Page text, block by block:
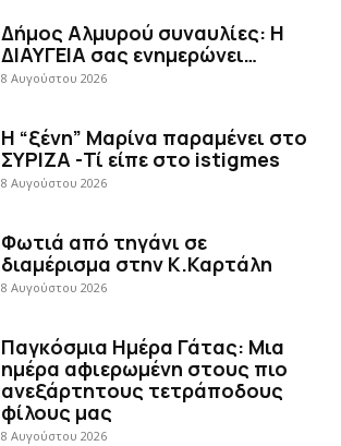
Δήμος Αλμυρού συναυλίες: Η
ΔΙΑΥΓΕΙΑ σας ενημερώνει…
8 Αυγούστου 2026
Η “ξένη” Μαρίνα παραμένει στο
ΣΥΡΙΖΑ -Τί είπε στο istigmes
8 Αυγούστου 2026
Φωτιά από τηγάνι σε
διαμέρισμα στην Κ.Καρτάλη
8 Αυγούστου 2026
Παγκόσμια Ημέρα Γάτας: Μια
ημέρα αφιερωμένη στους πιο
ανεξάρτητους τετράποδους
φίλους μας
8 Αυγούστου 2026